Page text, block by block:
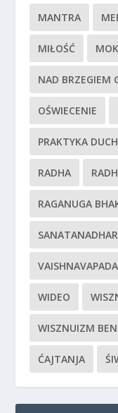
MANTRA
MIŁOŚĆ
NAD BRZEGIEM
OŚWIECENIE
PRAKTYKA
RADHA
RAGANUGA
WIDEO
WISZNUIZM
ĆAJTANJA